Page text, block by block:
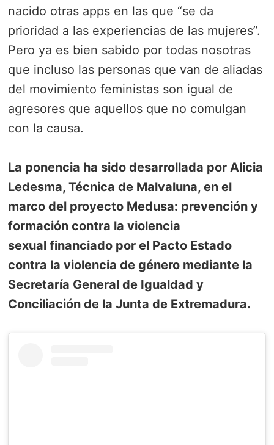
nacido otras apps en las que “se da
prioridad a las experiencias de las mujeres”.
Pero ya es bien sabido por todas nosotras
que incluso las personas que van de aliadas
del movimiento feministas son igual de
agresores que aquellos que no comulgan
con la causa.
La ponencia ha sido desarrollada por Alicia
Ledesma, Técnica de Malvaluna, en el
marco del proyecto Medusa: prevención y
formación contra la violencia
sexual financiado por el Pacto Estado
contra la violencia de género mediante la
Secretaría General de Igualdad y
Conciliación de la Junta de Extremadura.